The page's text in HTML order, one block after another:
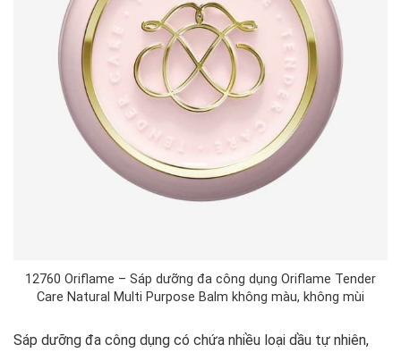
12760 Oriflame – Sáp dưỡng đa công dụng Oriflame Tender
Care Natural Multi Purpose Balm không màu, không mùi
Sáp dưỡng đa công dụng có chứa nhiều loại dầu tự nhiên,